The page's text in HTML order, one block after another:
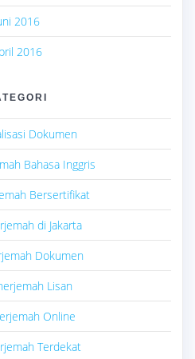
2016
2016
Dokumen
Bahasa Inggris
Bersertifikat
di Jakarta
Dokumen
Lisan
Online
Terdekat